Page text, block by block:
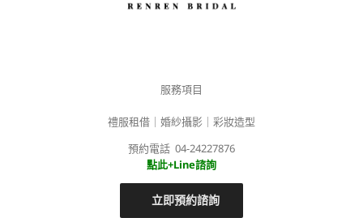
服務項目
禮服租借｜婚紗攝影｜彩妝造型
預約電話 04-24227876
點此+Line諮詢
立即預約諮詢